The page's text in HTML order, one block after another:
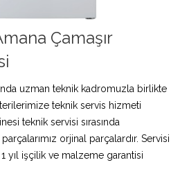
Çamaşır
uzman teknik kadromuzla birlikte
teknik servis hizmeti
teknik servisi sırasında
orjinal parçalardır. Servisi
yıl işçilik ve malzeme garantisi